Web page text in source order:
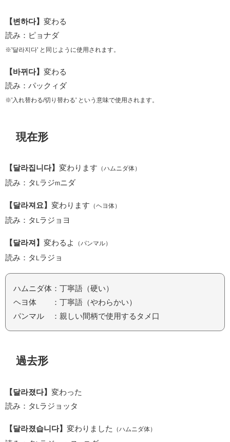
【변하다】 変わる
読み：ピョナダ
※'달라지다' と同じように使用されます。
【바뀌다】 変わる
読み：パックィダ
※'入れ替わる/切り替わる' という意味で使用されます。
現在形
【달라집니다】 変わります （ハムニダ体）
読み：タ ラジmニダ
【달라져요】 変わります （ヘヨ体）
読み：タ ラジョヨ
【달라져】 変わるよ （パンマル）
読み：タ ラジョ
ハムニダ体：丁寧語（硬い）
ヘヨ体 ：丁寧語（やわらかい）
パンマル ：親しい間柄で使用するタメ口
過去形
【달라졌다】 変わった
読み：タ
ラジョッタ
【달라졌습니다】 変わりました （ハムニダ体）